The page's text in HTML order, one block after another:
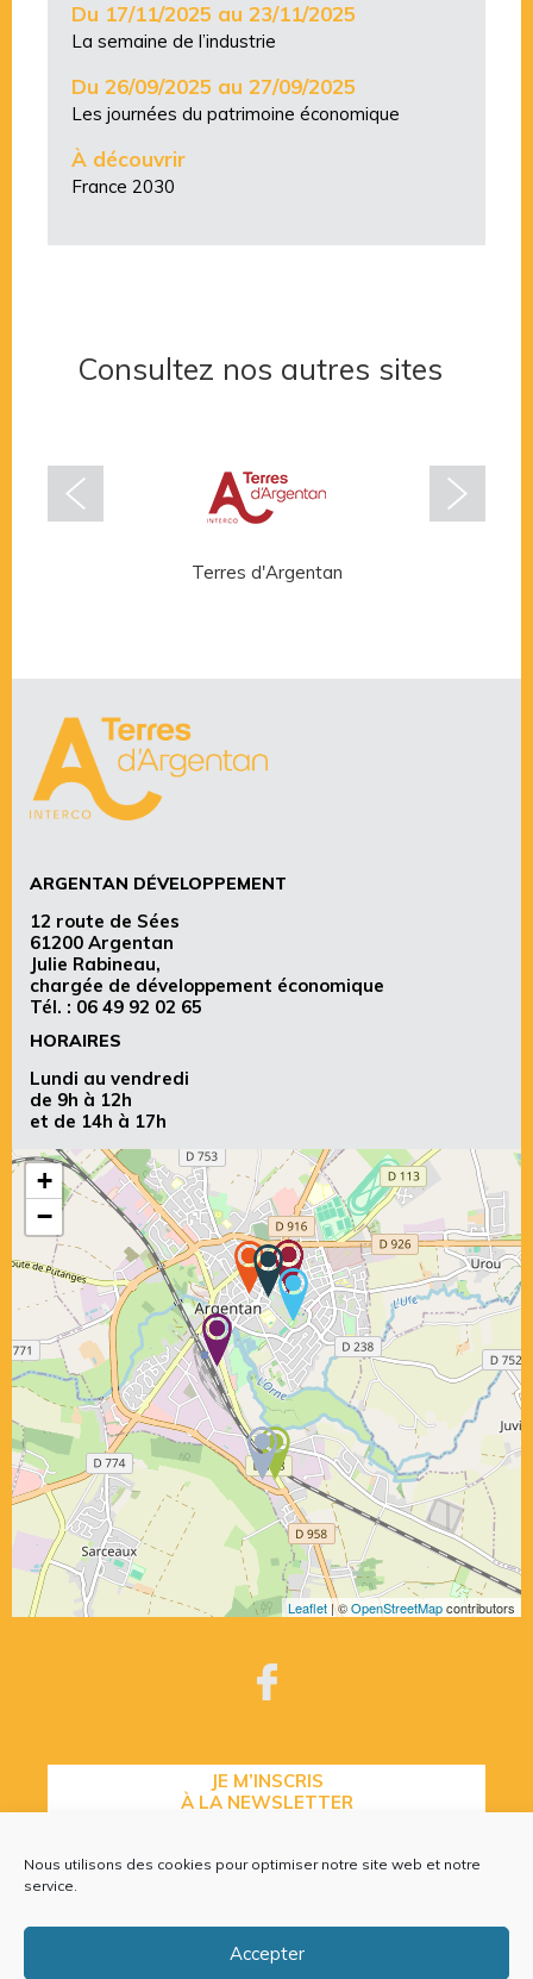
Nous utilisons des cookies pour optimiser notre site web et notre
service.
Accepter
Du 17/11/2025 au 23/11/2025
La semaine de l’industrie
Du 26/09/2025 au 27/09/2025
Les journées du patrimoine économique
À découvrir
France 2030
Consultez nos autres sites
Terres d'Argentan
ARGENTAN DÉVELOPPEMENT
12 route de Sées
61200 Argentan
Julie Rabineau,
chargée de développement économique
Tél. : 06 49 92 02 65
HORAIRES
Lundi au vendredi
de 9h à 12h
et de 14h à 17h
+
−
Leaflet | ©OpenStreetMapcontributors
JE M’INSCRIS
À LA NEWSLETTER